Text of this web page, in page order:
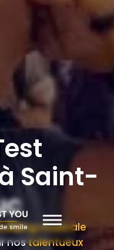
Saint-
musicale
nostalentueux